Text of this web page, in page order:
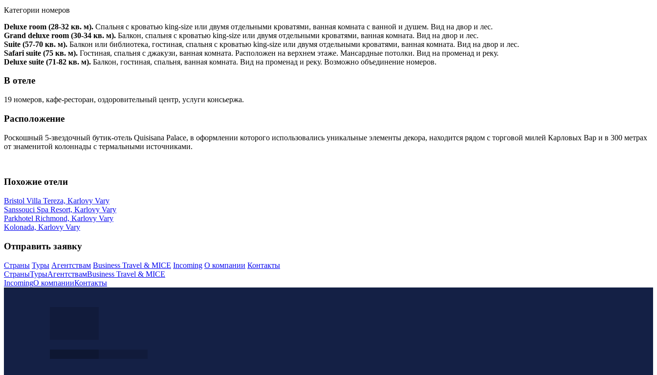
Категории номеров
Deluxe room (28-32 кв. м). Спальня с кроватью king-size или двумя отдельными кроватями, ванная комната с ванной и душем. Вид на двор и лес.
Grand deluxe room (30-34 кв. м). Балкон, спальня с кроватью king-size или двумя отдельными кроватями, ванная комната. Вид на двор и лес.
Suite (57-70 кв. м). Балкон или библиотека, гостиная, спальня с кроватью king-size или двумя отдельными кроватями, ванная комната. Вид на двор и лес.
Safari suite (75 кв. м). Гостиная, спальня с джакузи, ванная комната. Расположен на верхнем этаже. Мансардные потолки. Вид на променад и реку.
Deluxe suite (71-82 кв. м). Балкон, гостиная, спальня, ванная комната. Вид на променад и реку. Возможно объединение номеров.
В отеле
19 номеров, кафе-ресторан, оздоровительный центр, услуги консьержа.
Расположение
Роскошный 5-звездочный бутик-отель Quisisana Palace, в оформлении которого использовались уникальные элементы декора, находится рядом с торговой милей Карловых Вар и в 300 метрах
от знаменитой колоннады с термальными источниками.
Похожие отели
Bristol Villa Tereza, Karlovy Vary
Sanssouci Spa Resort, Karlovy Vary
Parkhotel Richmond, Karlovy Vary
Kolonada, Karlovy Vary
Отправить заявку
Страны Туры Агентствам Business Travel & MICE Incoming О компании Контакты
СтраныТурыАгентствамBusiness Travel & MICE
IncomingО компанииКонтакты